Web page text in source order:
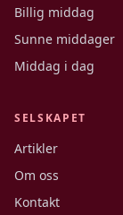
Billig middag
Sunne middager
Middag i dag
SELSKAPET
Artikler
Om oss
Kontakt